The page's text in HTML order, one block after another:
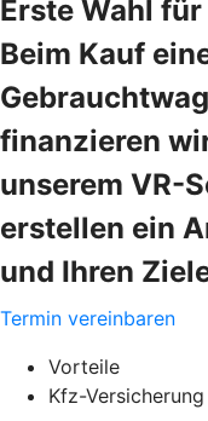
Erste Wahl
Beim Kauf
finanzieren
unserem VR-
erstellen ein
und Ihren
Termin vereinbaren
Vorteile
Kfz-Versicherung